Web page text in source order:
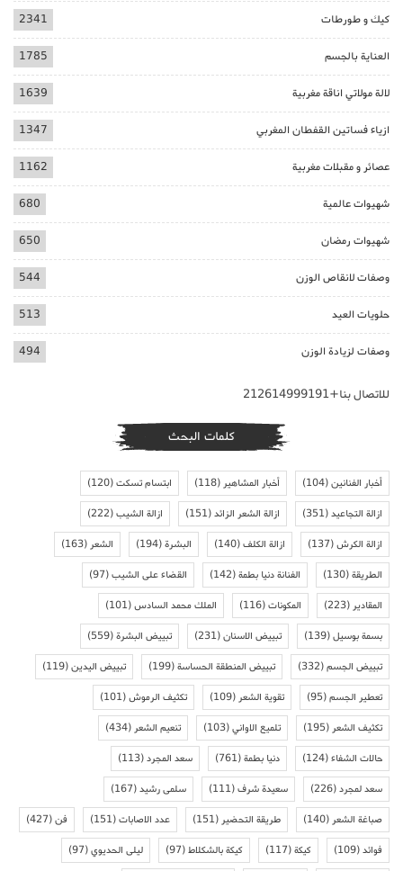
كيك و طورطات 2341
العناية بالجسم 1785
لالة مولاتي اناقة مغربية 1639
ازياء فساتين القفطان المغربي 1347
عصائر و مقبلات مغربية 1162
شهيوات عالمية 680
شهيوات رمضان 650
وصفات لانقاص الوزن 544
حلويات العيد 513
وصفات لزيادة الوزن 494
للاتصال بنا+212614999191
كلمات البحث
أخبار الفنانين(104) أخبار المشاهير(118) ابتسام تسكت(120)
ازالة التجاعيد(351) ازالة الشعر الزائد(151) ازالة الشيب(222)
ازالة الكرش(137) ازالة الكلف(140) البشرة(194) الشعر(163)
الطريقة(130) الفنانة دنيا بطمة(142) القضاء على الشيب(97)
المقادير(223) المكونات(116) الملك محمد السادس(101)
بسمة بوسيل(139) تبييض الاسنان(231) تبييض البشرة(559)
تبييض الجسم(332) تبييض المنطقة الحساسة(199) تبييض اليدين(119)
تعطير الجسم(95) تقوية الشعر(109) تكثيف الرموش(101)
تكثيف الشعر(195) تلميع الاواني(103) تنعيم الشعر(434)
حالات الشفاء(124) دنيا بطمة(761) سعد المجرد(113)
سعد لمجرد(226) سعيدة شرف(111) سلمى رشيد(167)
صباغة الشعر(140) طريقة التحضير(151) عدد الاصابات(151) فن(427)
فوائد(109) كيكة(117) كيكة بالشكلاط(97) ليلى الحديوي(97)